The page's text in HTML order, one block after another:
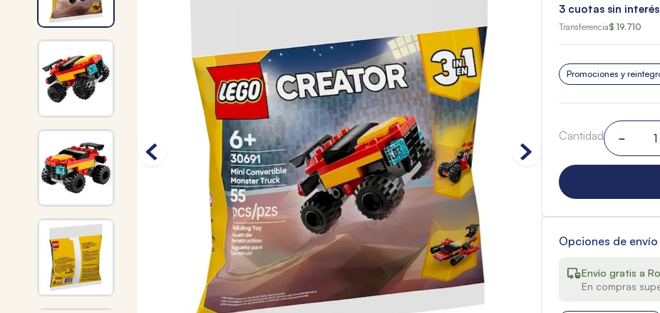
3cuotas sin
Transferencia$ 19.710
Promociones y
Cantidad －
Opciones de envío
Envío gratis a
En compras